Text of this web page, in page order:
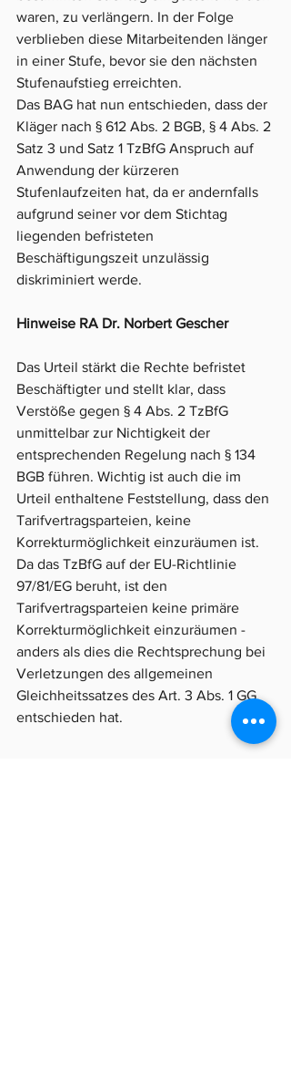
waren, zu verlängern. In der Folge
verblieben diese Mitarbeitenden länger
in einer Stufe, bevor sie den nächsten
Stufenaufstieg erreichten.
Das BAG hat nun entschieden, dass der
Kläger nach § 612 Abs. 2 BGB, § 4 Abs. 2
Satz 3 und Satz 1 TzBfG Anspruch auf
Anwendung der kürzeren
Stufenlaufzeiten hat, da er andernfalls
aufgrund seiner vor dem Stichtag
liegenden befristeten
Beschäftigungszeit unzulässig
diskriminiert werde.
Hinweise RA Dr. Norbert Gescher
Das Urteil stärkt die Rechte befristet
Beschäftigter und stellt klar, dass
Verstöße gegen § 4 Abs. 2 TzBfG
unmittelbar zur Nichtigkeit der
entsprechenden Regelung nach § 134
BGB führen. Wichtig ist auch die im
Urteil enthaltene Feststellung, dass den
Tarifvertragsparteien, keine
Korrekturmöglichkeit einzuräumen ist.
Da das TzBfG auf der EU-Richtlinie
97/81/EG beruht, ist den
Tarifvertragsparteien keine primäre
Korrekturmöglichkeit einzuräumen -
anders als dies die Rechtsprechung bei
Verletzungen des allgemeinen
Gleichheitssatzes des Art. 3 Abs. 1 GG
entschieden hat.